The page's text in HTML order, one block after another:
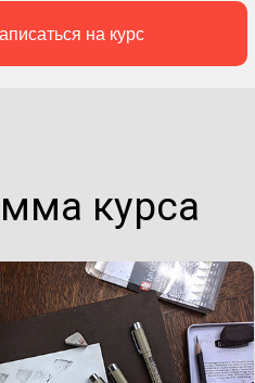
на курс
курса